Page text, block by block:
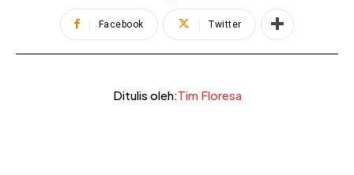
Facebook Twitter
Ditulis oleh:Tim Floresa